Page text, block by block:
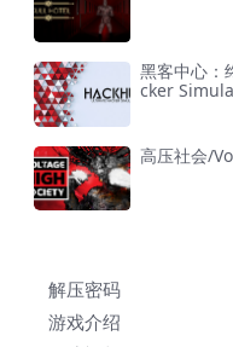
黑客中心：
cker
高压社会/
解压密码
游戏介绍